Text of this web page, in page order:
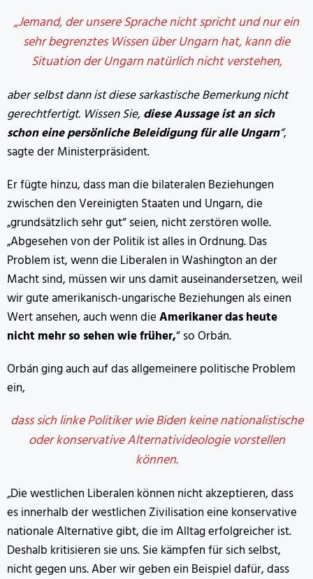
„Jemand, der unsere Sprache nicht spricht und nur ein
sehr begrenztes Wissen über Ungarn hat, kann die
Situation der Ungarn natürlich nicht verstehen,
aber selbst dann ist diese sarkastische Bemerkung nicht
gerechtfertigt. Wissen Sie,diese Aussage ist an sich
schon eine persönliche Beleidigung für alle Ungarn“,
sagte der Ministerpräsident.
Er fügte hinzu, dass man die bilateralen Beziehungen
zwischen den Vereinigten Staaten und Ungarn, die
„grundsätzlich sehr gut“ seien, nicht zerstören wolle.
„Abgesehen von der Politik ist alles in Ordnung. Das
Problem ist, wenn die Liberalen in Washington an der
Macht sind, müssen wir uns damit auseinandersetzen, weil
wir gute amerikanisch-ungarische Beziehungen als einen
Wert ansehen, auch wenn dieAmerikaner das heute
nicht mehr so sehen wie früher,“ so Orbán.
Orbán ging auch auf das allgemeinere politische Problem
ein,
dass sich linke Politiker wie Biden keine nationalistische
oder konservative Alternativideologie vorstellen
können.
„Die westlichen Liberalen können nicht akzeptieren, dass
es innerhalb der westlichen Zivilisation eine konservative
nationale Alternative gibt, die im Alltag erfolgreicher ist.
Deshalb kritisieren sie uns. Sie kämpfen für sich selbst,
nicht gegen uns. Aber wir geben ein Beispiel dafür, dass